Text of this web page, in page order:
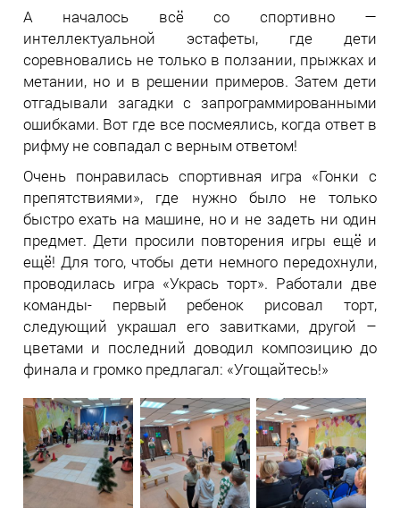
А началось всё со спортивно —
интеллектуальной эстафеты, где дети
соревновались не только в ползании, прыжках и
метании, но и в решении примеров. Затем дети
отгадывали загадки с запрограммированными
ошибками. Вот где все посмеялись, когда ответ в
рифму не совпадал с верным ответом!
Очень понравилась спортивная игра «Гонки с
препятствиями», где нужно было не только
быстро ехать на машине, но и не задеть ни один
предмет. Дети просили повторения игры ещё и
ещё! Для того, чтобы дети немного передохнули,
проводилась игра «Укрась торт». Работали две
команды- первый ребенок рисовал торт,
следующий украшал его завитками, другой –
цветами и последний доводил композицию до
финала и громко предлагал: «Угощайтесь!»